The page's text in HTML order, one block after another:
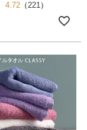
4.72 （221）